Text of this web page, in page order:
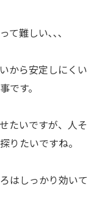
て難しい､､､
から安定しにくい
です。
たいですが、人そ
りたいですね。
はしっかり効いて